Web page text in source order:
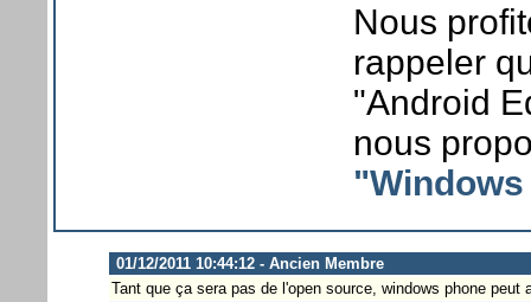
Nous
rappeler
"Android
nous
01/12/2011 10:44:12 - Ancien Membre
Tant que ça sera pas de l'open source, windows phone peut